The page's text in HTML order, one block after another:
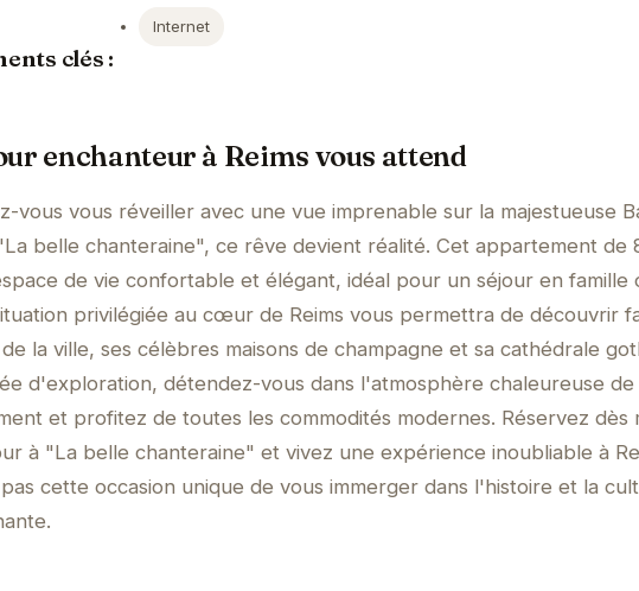
clés :
Internet
enchanteur à Reims vous attend
vous vous réveiller avec une vue imprenable sur la majestueuse
belle chanteraine", ce rêve devient réalité. Cet appartement de
de vie confortable et élégant, idéal pour un séjour en famille
privilégiée au cœur de Reims vous permettra de découvrir
la ville, ses célèbres maisons de champagne et sa cathédrale
d'exploration, détendez-vous dans l'atmosphère chaleureuse de
et profitez de toutes les commodités modernes. Réservez dès
à "La belle chanteraine" et vivez une expérience inoubliable à
cette occasion unique de vous immerger dans l'histoire et la